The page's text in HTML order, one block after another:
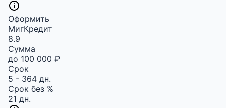
Оформить
МигКредит
8.9
Сумма
до 100 000 ₽
Срок
5 - 364 дн.
Срок без %
21 дн.